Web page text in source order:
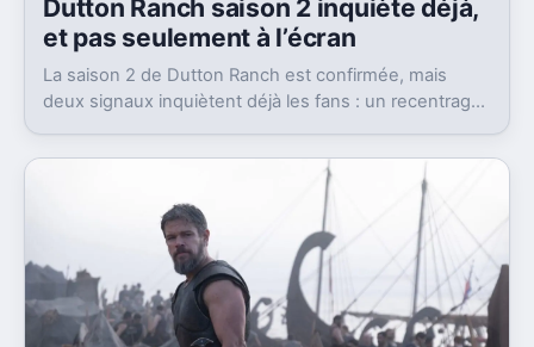
Dutton Ranch saison 2 inquiète déjà,
et pas seulement à l’écran
La saison 2 de Dutton Ranch est confirmée, mais
deux signaux inquiètent déjà les fans : un recentrage